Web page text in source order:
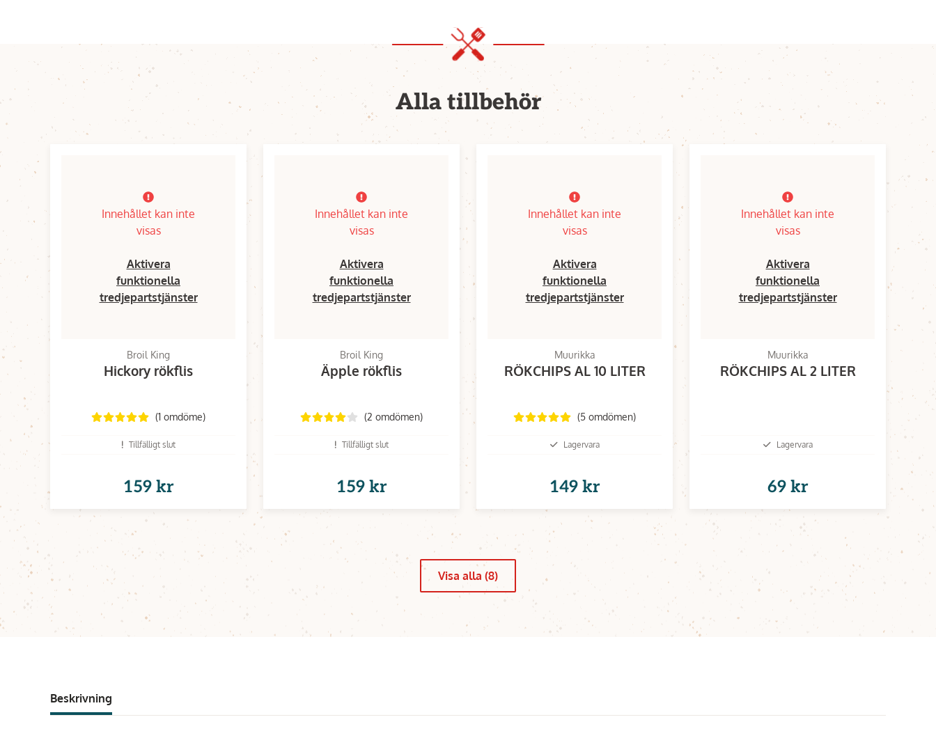
Alla tillbehör
Innehållet kan inte
visas
Aktivera
funktionella
tredjepartstjänster
Broil King
Hickory rökflis
(1 omdöme)
Tillfälligt slut
159 kr
Innehållet kan inte
visas
Aktivera
funktionella
tredjepartstjänster
Broil King
Äpple rökflis
(2 omdömen)
Tillfälligt slut
159 kr
Innehållet kan inte
visas
Aktivera
funktionella
tredjepartstjänster
Muurikka
RÖKCHIPS AL 10 LITER
(5 omdömen)
Lagervara
149 kr
Innehållet kan inte
visas
Aktivera
funktionella
tredjepartstjänster
Muurikka
RÖKCHIPS AL 2 LITER
Lagervara
69 kr
Visa alla (8)
Beskrivning